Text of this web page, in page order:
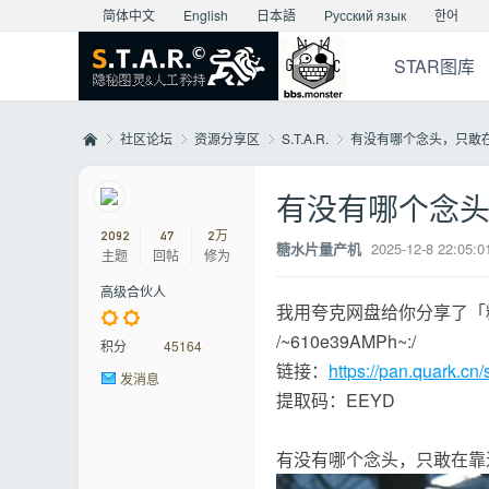
简体中文 English 日本語 Русский язык 한어
STAR图库
»
社区论坛
›
资源分享区 S.T.A.R. 有没有哪个念头，只敢
2092
主题
47
回帖
2万
修为
高级合伙人
积分
45164
发消息
有没有哪个念
糖水片量产机 2025-12-8
我用夸克网盘给你分享了
/~610e39AMPh~:/
链接： https://
提取码：EEYD
有没有哪个念头，只敢在